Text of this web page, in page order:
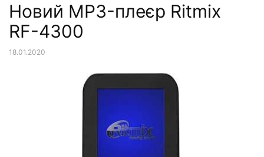
Новий MP3-плеєр Ritmix
RF-4300
18.01.2020